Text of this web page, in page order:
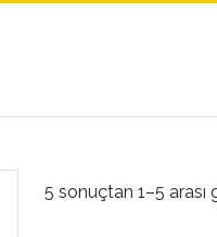
5 sonuçtan 1–5